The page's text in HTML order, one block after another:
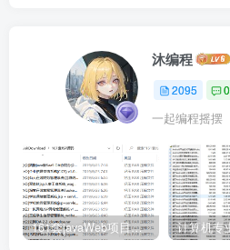
沐编程
2095 0
一起编程摇摆
161套javaWeb项目源码免费分享